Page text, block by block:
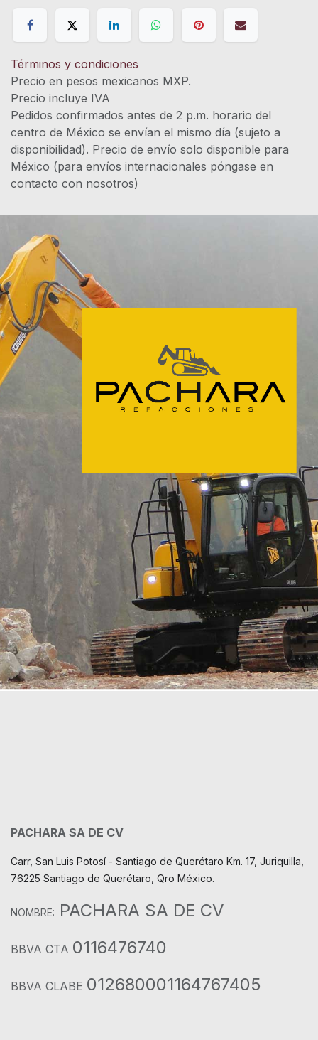
Términos y condiciones
Precio en pesos mexicanos MXP.
Precio incluye IVA
Pedidos confirmados antes de 2 p.m. horario del
centro de México se envían el mismo día (sujeto a
disponibilidad). Precio de envío solo disponible para
México (para envíos internacionales póngase en
contacto con nosotros)
PACHARA SA DE CV
Carr, San Luis Potosí - Santiago de Querétaro Km. 17, Juriquilla,
76225 Santiago de Querétaro, Qro México.
NOMBRE: PACHARA SA DE CV
BBVA CTA 0116476740
BBVA CLABE 012680001164767405